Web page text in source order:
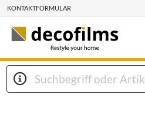
KONTAKTFORMULAR